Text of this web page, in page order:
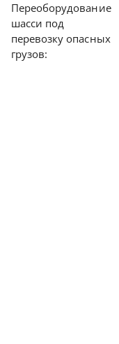
Переоборудование
шасси под
перевозку опасных
грузов: